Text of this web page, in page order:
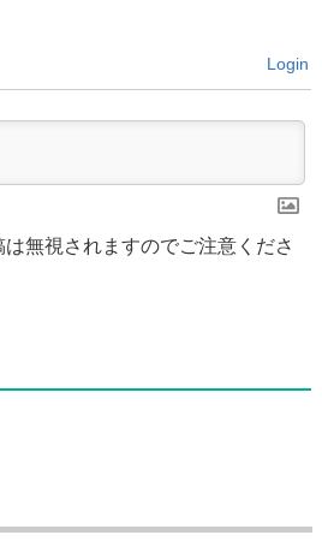
Login
無視されますのでご注意くださ